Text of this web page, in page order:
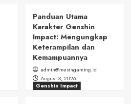
Panduan Utama
Karakter Genshin
Impact: Mengungkap
Keterampilan dan
Kemampuannya
admin@mesingaming.id
August 3, 2026
Genshin Impact